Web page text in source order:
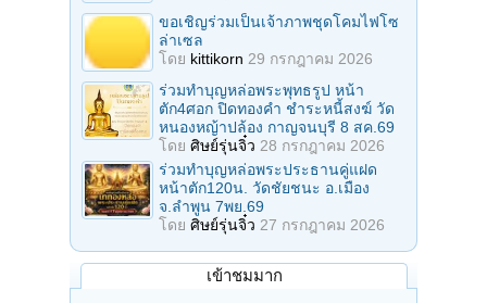
ขอเชิญร่วมเป็นเจ้าภาพชุดโคมไฟโซ
ล่าเซล
โดย kittikorn 29 กรกฎาคม 2026
ร่วมทําบุญหล่อพระพุทธรูป หน้า
ตัก4ศอก ปิดทองคํา ชําระหนี้สงฆ์ วัด
หนองหญ้าปล้อง กาญจนบุรี 8 สค.69
โดย ศิษย์รุ่นจิ๋ว 28 กรกฎาคม 2026
ร่วมทําบุญหล่อพระประธานคู่แฝด
หน้าตัก120น. วัดชัยชนะ อ.เมือง
จ.ลำพูน 7พย.69
โดย ศิษย์รุ่นจิ๋ว 27 กรกฎาคม 2026
เข้าชมมาก